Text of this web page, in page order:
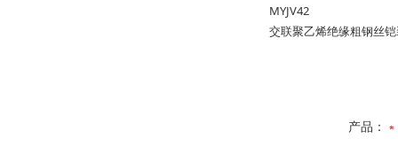
MYJV42
交联聚乙烯绝缘粗钢丝
产品：